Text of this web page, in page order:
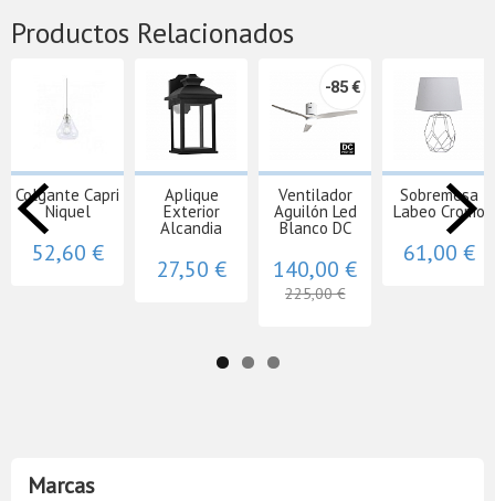
Marcas
Productos Relacionados
Colgante Capri
Niquel
52,60 €
Aplique
Exterior
Alcandia
27,50 €
-85 €
Ventilador
Aguilón Led
Blanco DC
140,00 €
225,00 €
Sobremesa
Labeo Cromo
61,00 €